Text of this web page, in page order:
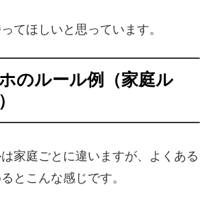
てほしいと思っています。
のルール例（家庭ル
家庭ごとに違いますが、よくある
とこんな感じです。